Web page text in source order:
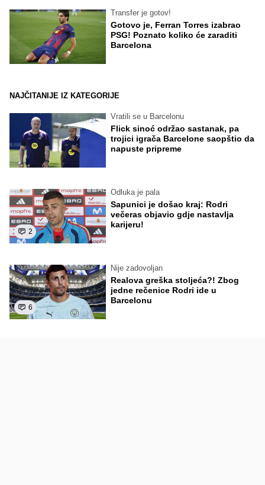
Transfer je gotov!
Gotovo je, Ferran Torres izabrao
PSG! Poznato koliko će zaraditi
Barcelona
NAJČITANIJE IZ KATEGORIJE
Vratili se u Barcelonu
Flick sinoć održao sastanak, pa
trojici igrača Barcelone saopštio da
napuste pripreme
2
Odluka je pala
Sapunici je došao kraj: Rodri
večeras objavio gdje nastavlja
karijeru!
6
Nije zadovoljan
Realova greška stoljeća?! Zbog
jedne rečenice Rodri ide u
Barcelonu